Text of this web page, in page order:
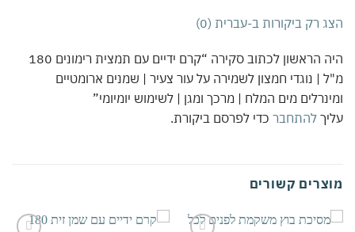
הצג רק ביקורות ב-עברית (0)
היה הראשון לכתוב סקירה “קרם ידיים עם תמצית רימונים 180
מ"ל | נוגדי חמצון לשמירה על עור צעיר | שמנים ארומטיים
ומינרלים מים המלח | מרכך ומגן | לשימוש יומיומי”
עליך להתחבר כדי לפרסם ביקורת.
מוצרים קשורים